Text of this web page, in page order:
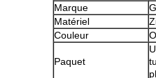
Marque
Matériel
Couleur
Paquet